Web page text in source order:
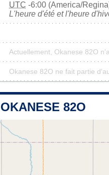
UTC -6:00 (America/
L'heure d'été et l'heure
Actuellement, Okanese 82O
Okanese 82O ne fait partie
82O